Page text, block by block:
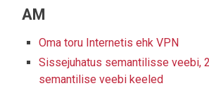
AM
Oma toru Internetis ehk VPN
Sissejuhatus semantilisse veebi,
semantilise veebi keeled